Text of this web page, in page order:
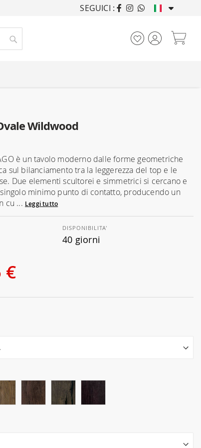
ARREDANDO CASE
SEGUICI :
Cerca
Wildwood
è un tavolo moderno dalle forme geometriche
sul bilanciamento tra la leggerezza del top e le
Due elementi scultorei e simmetrici si cercano e
minimo punto di contatto, producendo un
cu ... Leggi tutto
€
DISPONIBILITA'
40 giorni